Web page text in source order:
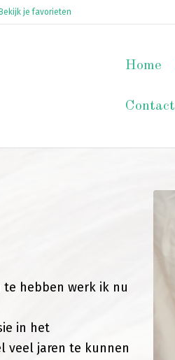
Bekijk je favorieten
Home
Contact
te hebben werk ik nu
in het
veel jaren te kunnen